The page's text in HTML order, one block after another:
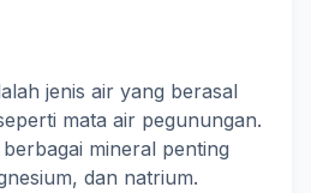
jenis air yang berasal
mata air pegunungan.
mineral penting
dan natrium.